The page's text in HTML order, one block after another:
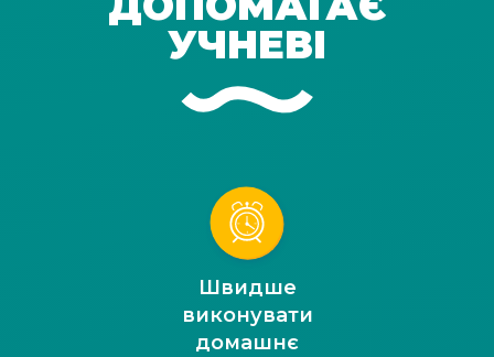
УЧНЕВІ
Швидше
виконувати
домашнє